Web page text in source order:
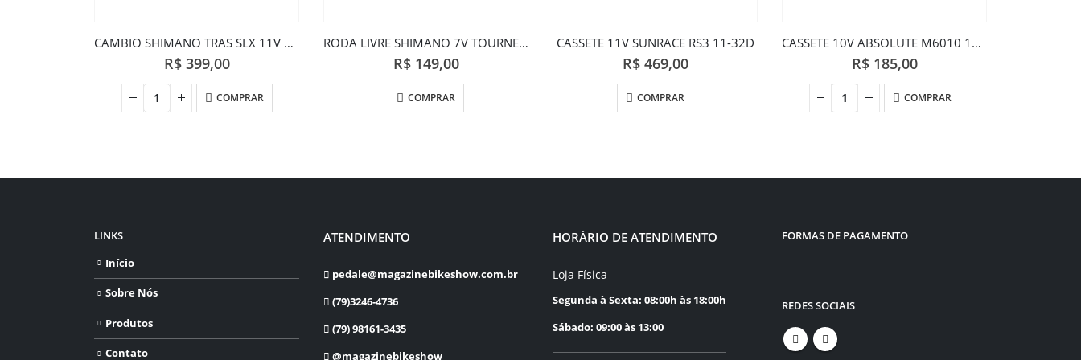
CAMBIO SHIMANO TRAS SLX 11V RD-M7000
R$399,00
COMPRAR
RODA LIVRE SHIMANO 7V TOURNEY 14-34
R$149,00
COMPRAR
CASSETE 11V SUNRACE RS3 11-32D
R$469,00
COMPRAR
CASSETE 10V ABSOLUTE M6010 11X34
R$185,00
COMPRAR
LINKS
Início
Sobre Nós
Produtos
Contato
ATENDIMENTO
pedale@magazinebikeshow.com.br
(79)3246-4736
(79) 98161-3435
@magazinebikeshow
HORÁRIO DE ATENDIMENTO
Loja Física
Segunda à Sexta: 08:00h às 18:00h
Sábado: 09:00 às 13:00
FORMAS DE PAGAMENTO
REDES SOCIAIS